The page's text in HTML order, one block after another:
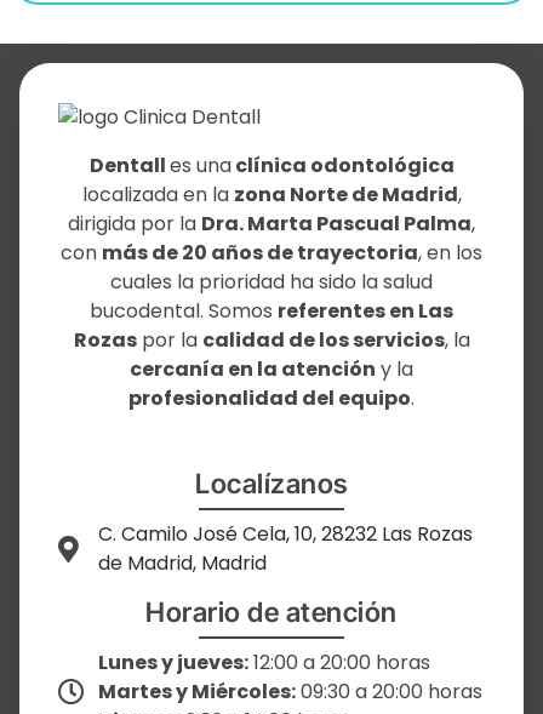
Dentalles unaclínica odontológica
localizada en la zona Norte de Madrid,
dirigida por la Dra. Marta Pascual Palma,
con más de 20 años de trayectoria, en los
cuales la prioridad ha sido la salud
bucodental. Somos referentes en Las
Rozaspor la calidad de los servicios, la
cercanía en la atención y la
profesionalidad del equipo.
Localízanos
C. Camilo José Cela, 10, 28232 Las Rozas
de Madrid, Madrid
Horario de atención
Lunes y jueves:12:00 a 20:00 horas
Martes y Miércoles:09:30 a 20:00 horas